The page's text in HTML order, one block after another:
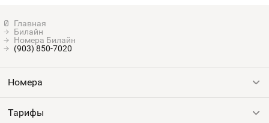
Билайн
Номера Билайн
(903) 850-7020
Номера
Все номера
Тарифы